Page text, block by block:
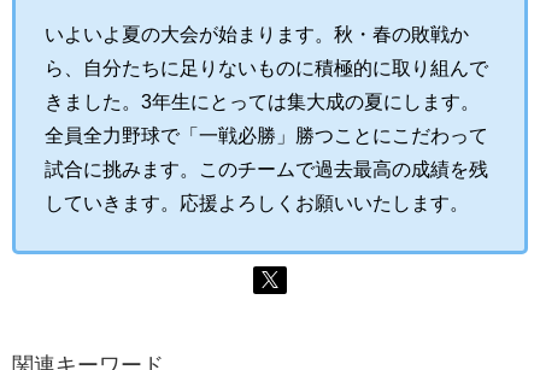
いよいよ夏の大会が始まります。秋・春の敗戦か
ら、自分たちに足りないものに積極的に取り組んで
きました。3年生にとっては集大成の夏にします。
全員全力野球で「一戦必勝」勝つことにこだわって
試合に挑みます。このチームで過去最高の成績を残
していきます。応援よろしくお願いいたします。
関連キーワード